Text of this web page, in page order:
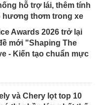
hỗ trợ lái, thêm tính
hương thơm trong xe
Awards 2026 trở lại
mới "Shaping The
- Kiến tạo chuẩn mực
và Chery lọt top 10